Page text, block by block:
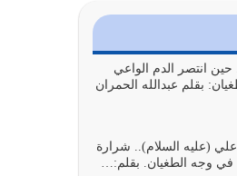
في كيانها معناه أنها
وعندنا أخطاء جميعاً
حين انتصر الدم الواعي
بقلم عبدالله الحمران
علي (عليه السلام).. شرارة
في وجه الطغيان. بقلم:…